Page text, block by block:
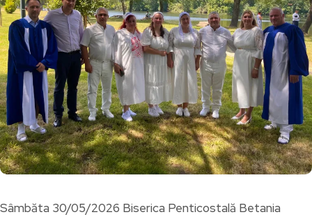
Sâmbăta 30/05/2026 Biserica Penticostală Betania